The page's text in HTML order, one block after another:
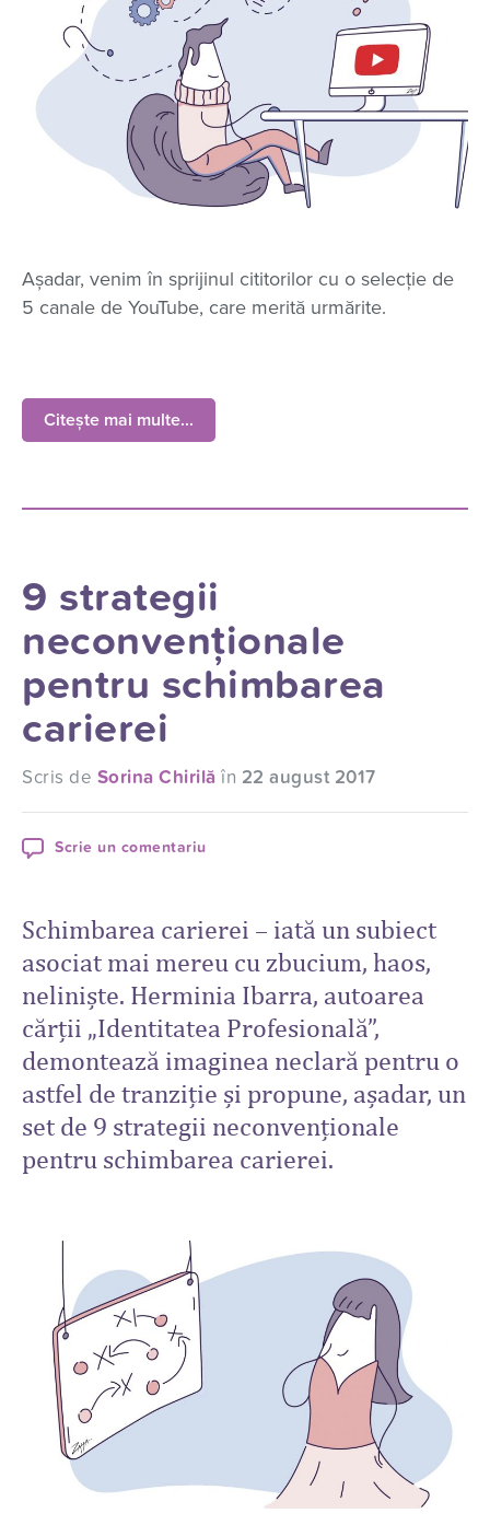
Aşadar, venim în sprijinul cititorilor cu o selecţie de
5 canale de YouTube, care merită urmărite.
Citește mai multe...
9 strategii
neconvenţionale
pentru schimbarea
carierei
Scris de Sorina Chirilă în 22 august 2017
Scrie un comentariu
Schimbarea carierei – iată un subiect
asociat mai mereu cu zbucium, haos,
nelinişte. Herminia Ibarra, autoarea
cărţii „Identitatea Profesională”,
demontează imaginea neclară pentru o
astfel de tranziţie și propune, aşadar, un
set de 9 strategii neconvenţionale
pentru schimbarea carierei.